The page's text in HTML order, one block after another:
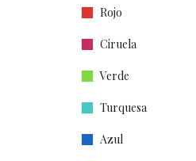
Rojo
Ciruela
Verde
Turquesa
Azul